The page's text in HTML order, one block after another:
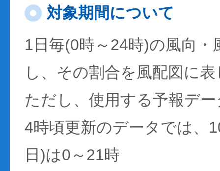
対象期間について
1日毎(0時～24時)の風向・
し、その割合を風配図に
ただし、使用する予報デ
4時頃更新のデータでは、
日)は0～21時